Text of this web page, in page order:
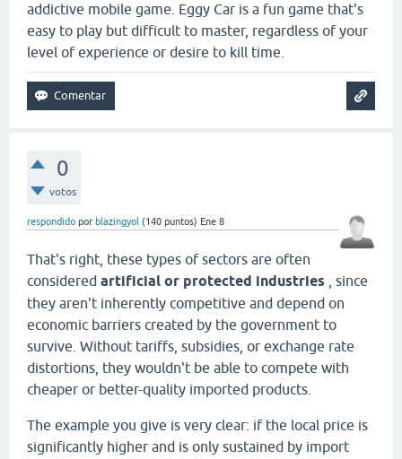
addictive mobile game. Eggy Car is a fun game that's
easy to play but difficult to master, regardless of your
level of experience or desire to kill time.
0
votos
respondido por blazingyol (140 puntos) Ene 8
That's right, these types of sectors are often
considered artificial or protected industries , since
they aren't inherently competitive and depend on
economic barriers created by the government to
survive. Without tariffs, subsidies, or exchange rate
distortions, they wouldn't be able to compete with
cheaper or better-quality imported products.
The example you give is very clear: if the local price is
significantly higher and is only sustained by import